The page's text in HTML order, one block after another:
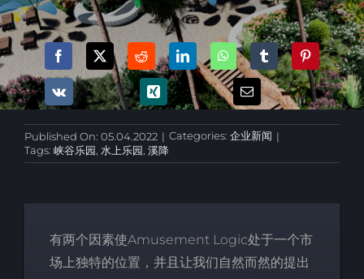
Published On: 05.04.2022 | Categories: 企业新闻 |
Tags: 峡谷乐园 水上乐园 溪降
有两个因素使Amusement Logic处于一个市
场上独特的位置，并且让我们自然而然的提出